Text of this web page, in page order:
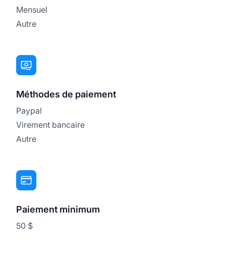
Mensuel
Autre
Méthodes de paiement
Paypal
Virement bancaire
Autre
Paiement minimum
50 $